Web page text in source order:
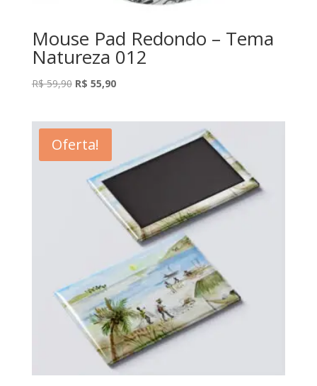
Mouse Pad Redondo – Tema
Natureza 012
R$59,90 O
era:
R$ 59,90.
R$ 55,90O
R$ 55,90.
Oferta!